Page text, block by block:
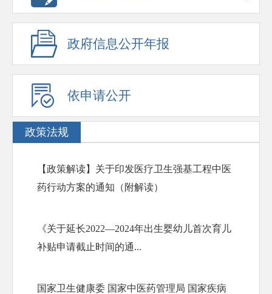
政府信息公开年报
依申请公开
政策法规
【政策解读】关于印发医疗卫生强基工程中医
药行动方案的通知（附解读）
《关于延长2022—2024年出生婴幼儿首次育儿
补贴申请截止时间的通...
国家卫生健康委 国家中医药管理局 国家疾病